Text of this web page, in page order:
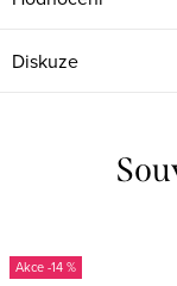
Diskuze
-14 %